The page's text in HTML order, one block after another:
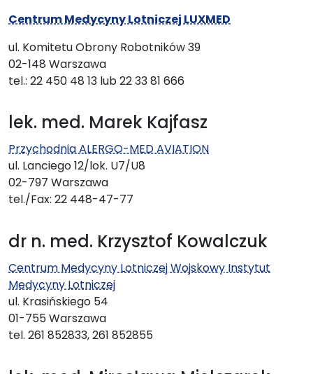
Centrum Medycyny Lotniczej LUXMED
ul. Komitetu Obrony Robotników 39
02-148 Warszawa
tel.: 22 450 48 13 lub 22 33 81 666
lek. med. Marek Kajfasz
Przychodnia ALERGO-MED AVIATION
ul. Lanciego 12/lok. U7/U8
02-797 Warszawa
tel./Fax: 22 448-47-77
dr n. med. Krzysztof Kowalczuk
Centrum Medycyny Lotniczej Wojskowy Instytut
Medycyny Lotniczej
ul. Krasińskiego 54
01-755 Warszawa
tel. 261 852833, 261 852855